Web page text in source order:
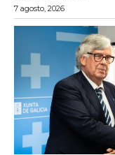
7 agosto, 2026